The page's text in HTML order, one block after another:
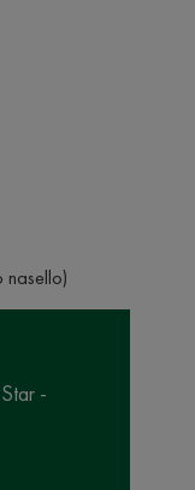
nasello)
-